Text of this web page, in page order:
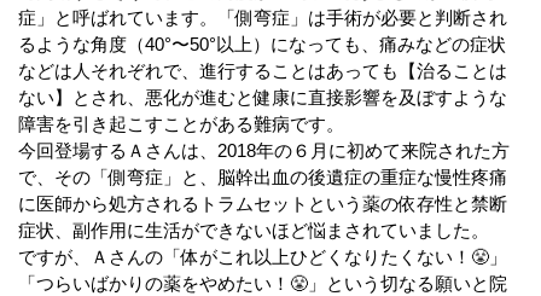
症」と呼ばれています。「側弯症」は手術が必要と判断され
るような角度（40°〜50°以上）になっても、痛みなどの症状
などは人それぞれで、進行することはあっても【治ることは
ない】とされ、悪化が進むと健康に直接影響を及ぼすような
障害を引き起こすことがある難病です。
今回登場するＡさんは、2018年の６月に初めて来院された方
で、その「側弯症」と、脳幹出血の後遺症の重症な慢性疼痛
に医師から処方されるトラムセットという薬の依存性と禁断
症状、副作用に生活ができないほど悩まされていました。
ですが、Ａさんの「体がこれ以上ひどくなりたくない！😤」
「つらいばかりの薬をやめたい！😤」という切なる願いと院